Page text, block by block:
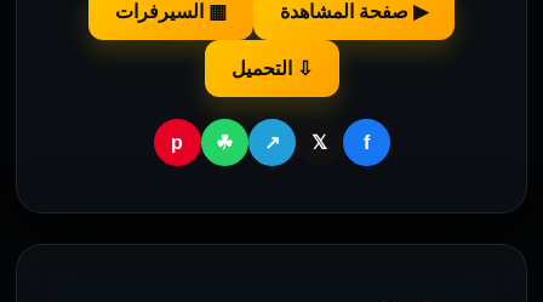
▶ صفحة المشاهدة ▦ السيرفرات
⇩ التحميل
f
𝕏
↗
☘
p